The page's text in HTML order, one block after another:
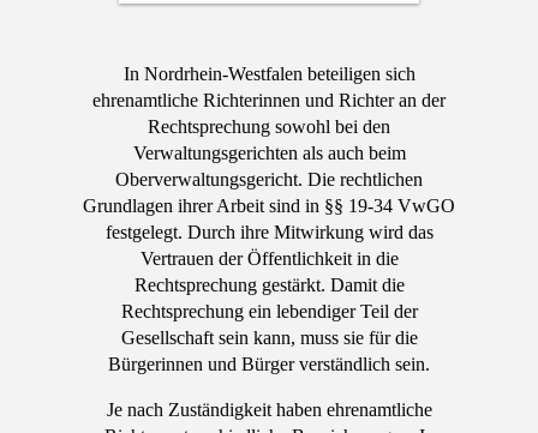
In Nordrhein-Westfalen beteiligen sich
ehrenamtliche Richterinnen und Richter an der
Rechtsprechung sowohl bei den
Verwaltungsgerichten als auch beim
Oberverwaltungsgericht. Die rechtlichen
Grundlagen ihrer Arbeit sind in §§ 19-34 VwGO
festgelegt. Durch ihre Mitwirkung wird das
Vertrauen der Öffentlichkeit in die
Rechtsprechung gestärkt. Damit die
Rechtsprechung ein lebendiger Teil der
Gesellschaft sein kann, muss sie für die
Bürgerinnen und Bürger verständlich sein.
Je nach Zuständigkeit haben ehrenamtliche